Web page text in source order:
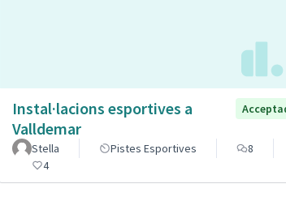
Instal·lacions esportives a
Valldemar
Stella Pistes Esportives
8
4